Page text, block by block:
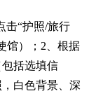
击“护照/旅行
馆）；2、根据
括选填信
白色背景、深